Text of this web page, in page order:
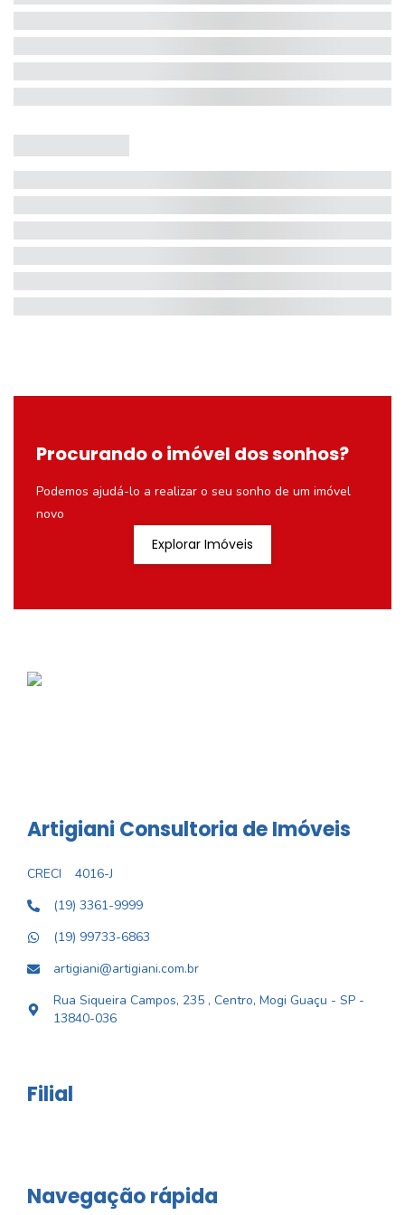
Procurando o imóvel dos sonhos?
Podemos ajudá-lo a realizar o seu sonho de um imóvel
novo
Explorar Imóveis
Artigiani Consultoria de Imóveis
CRECI
4016-J
(19) 3361-9999
(19) 99733-6863
artigiani@artigiani.com.br
Rua Siqueira Campos, 235 , Centro, Mogi Guaçu - SP -
13840-036
Filial
Navegação rápida